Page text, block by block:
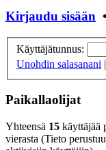
Kirjaudu sisään
Käyttäjätunnus:
Unohdin salasanani |
Paikallaolijat
Yhteensä 15 käyttäjää
vierasta (Tieto